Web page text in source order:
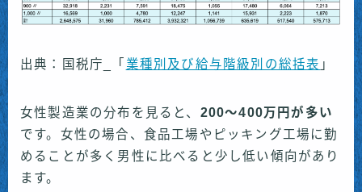
出典：国税庁_「 業種別及び給与階級別の総括表 」
女性製造業の分布を見ると、 200〜400万円が多い
です。女性の場合、食品工場やピッキング工場に勤
めることが多く男性に比べると少し低い傾向があり
ます。